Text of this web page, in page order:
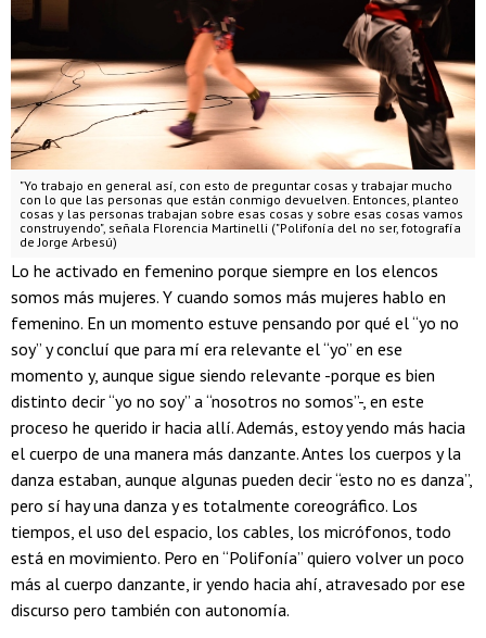
"Yo trabajo en general así, con esto de preguntar cosas y trabajar mucho
con lo que las personas que están conmigo devuelven. Entonces, planteo
cosas y las personas trabajan sobre esas cosas y sobre esas cosas vamos
construyendo", señala Florencia Martinelli ("Polifonía del no ser, fotografía
de Jorge Arbesú)
Lo he activado en femenino porque siempre en los elencos
somos más mujeres. Y cuando somos más mujeres hablo en
femenino. En un momento estuve pensando por qué el “yo no
soy” y concluí que para mí era relevante el “yo” en ese
momento y, aunque sigue siendo relevante -porque es bien
distinto decir “yo no soy” a “nosotros no somos”-, en este
proceso he querido ir hacia allí. Además, estoy yendo más hacia
el cuerpo de una manera más danzante. Antes los cuerpos y la
danza estaban, aunque algunas pueden decir “esto no es danza”,
pero sí hay una danza y es totalmente coreográfico. Los
tiempos, el uso del espacio, los cables, los micrófonos, todo
está en movimiento. Pero en “Polifonía” quiero volver un poco
más al cuerpo danzante, ir yendo hacia ahí, atravesado por ese
discurso pero también con autonomía.